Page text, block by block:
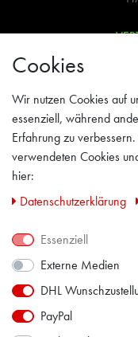
Cookies
Wir nutzen Cookies auf
essenziell, während
Erfahrung zu
verwendeten Cookies
hier:
Daten­schutz­erklärung
Essenziell
Externe Medien
DHL
PayPal